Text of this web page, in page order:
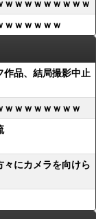
ｗｗｗｗｗｗｗｗｗ
ｗｗｗｗｗｗ
作品、結局撮影中止
ｗｗｗｗｗｗｗｗ
々にカメラを向けら